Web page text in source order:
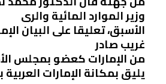
وزير الموارد المائية والرى
الأسبق، تعليقا على البيان
غريب صادر
من الإمارات كعضو بمجلس
يليق بمكانة الإمارات